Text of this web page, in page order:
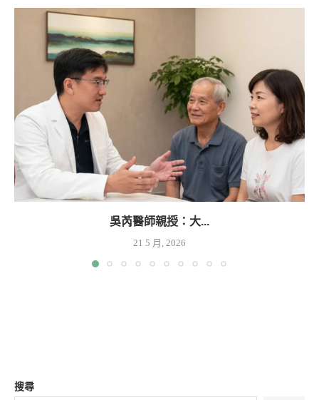
吳芮醫師親授：大...
21 5 月, 2026
搜尋